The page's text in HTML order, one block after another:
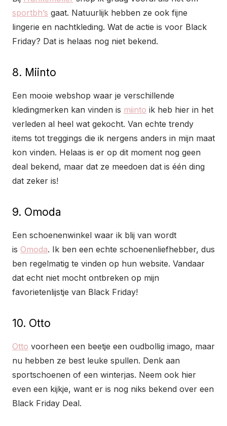
sportbh’s gaat. Natuurlijk hebben ze ook fijne
lingerie en nachtkleding. Wat de actie is voor Black
Friday? Dat is helaas nog niet bekend.
8. Miinto
Een mooie webshop waar je verschillende
kledingmerken kan vinden is miinto ik heb hier in het
verleden al heel wat gekocht. Van echte trendy
items tot treggings die ik nergens anders in mijn maat
kon vinden. Helaas is er op dit moment nog geen
deal bekend, maar dat ze meedoen dat is één ding
dat zeker is!
9. Omoda
Een schoenenwinkel waar ik blij van wordt
is Omoda. Ik ben een echte schoenenliefhebber, dus
ben regelmatig te vinden op hun website. Vandaar
dat echt niet mocht ontbreken op mijn
favorietenlijstje van Black Friday!
10. Otto
Otto voorheen een beetje een oudbollig imago, maar
nu hebben ze best leuke spullen. Denk aan
sportschoenen of een winterjas. Neem ook hier
even een kijkje, want er is nog niks bekend over een
Black Friday Deal.